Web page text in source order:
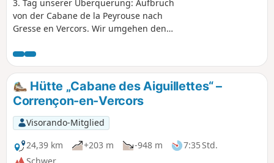
3. Tag unserer Überquerung: Aufbruch
von der Cabane de la Peyrouse nach
Gresse en Vercors. Wir umgehen den
Bachassons (Wasser) wieder auf das
Plateau zu gelangen, und machen dann
Halt an der Cabane de l'Aiguillette.
Hütte „Cabane des Aiguillettes“ –
Corrençon-en-Vercors
Visorando-Mitglied
24,39 km
+203 m -948 m
7:35 Std.